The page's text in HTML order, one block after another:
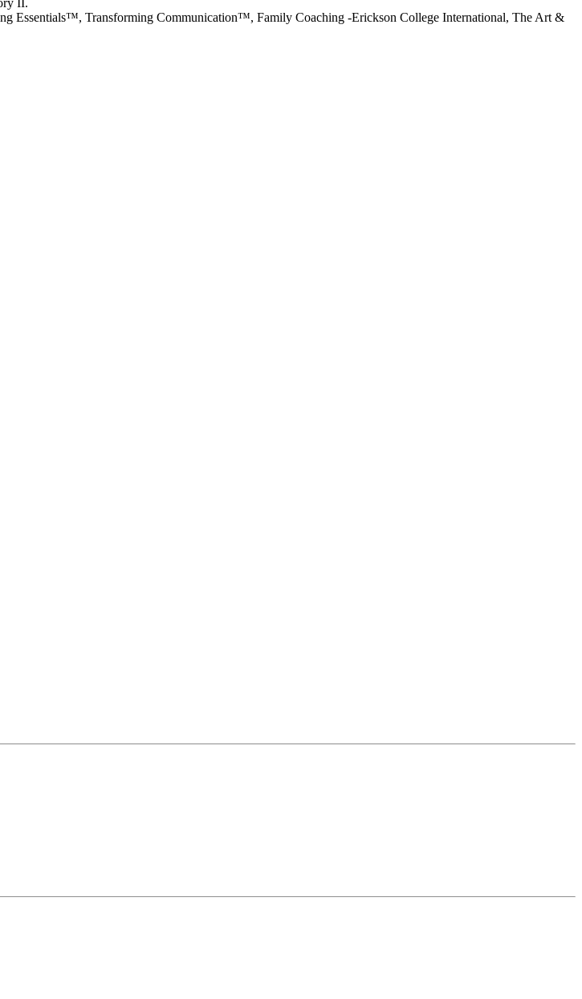
Essentials™, Transforming Communication™, Family Coaching -Erickson College International, The Art &